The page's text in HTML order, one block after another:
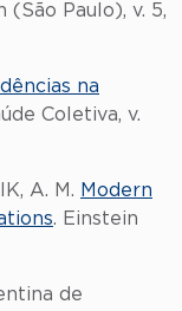
(São Paulo), v. 5,
na
Coletiva, v.
A. M. Modern
. Einstein
de